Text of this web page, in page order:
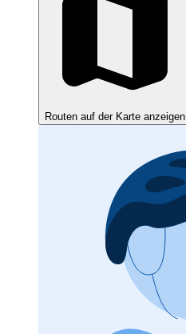
Routen auf der Karte anzeigen